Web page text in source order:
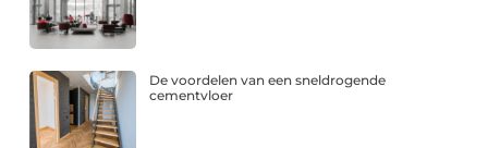
De voordelen van een sneldrogende
cementvloer